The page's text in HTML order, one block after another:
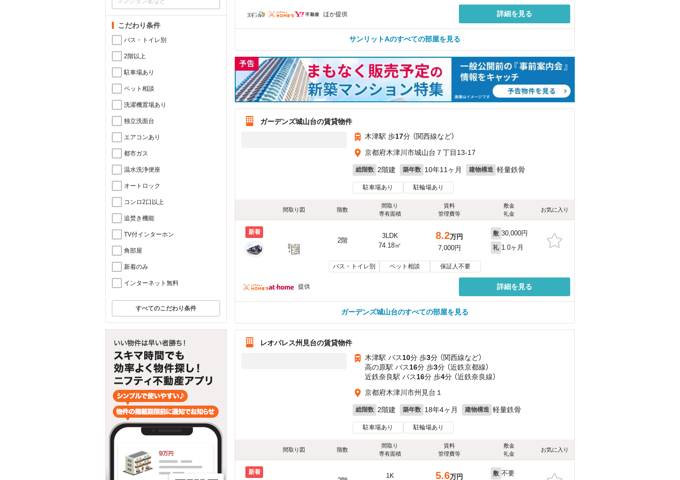
こだわり条件
バス・トイレ別
2階以上
駐車場あり
ペット相談
洗濯機置場あり
独立洗面台
エアコンあり
都市ガス
温水洗浄便座
オートロック
コンロ2口以上
追焚き機能
TV付インターホン
角部屋
新着のみ
インターネット無料
すべてのこだわり条件
ほか提供 詳細を見る
サンリットAのすべての部屋を見る
ガーデンズ城山台の賃貸物件
木津駅 歩17分 （関西線など）
京都府木津川市城山台７丁目13-17
総階数 2階建 築年数 10年11ヶ月 建物構造 軽量鉄骨
駐車場あり 駐輪場あり
間取り図 階数
間取り
専有面積
賃料
管理費等
敷金
礼金
お気に入り
新着
2階
3LDK
74.18㎡
8.2万円
7,000円
敷 30,000円
礼 1.0ヶ月
バス・トイレ別 ペット相談 保証人不要
提供 詳細を見る
ガーデンズ城山台のすべての部屋を見る
レオパレス州見台の賃貸物件
木津駅 バス10分 歩3分 （関西線など）
高の原駅 バス16分 歩3分 （近鉄京都線）
近鉄奈良駅 バス16分 歩4分 （近鉄奈良線）
京都府木津川市州見台１
総階数 2階建 築年数 18年4ヶ月 建物構造 軽量鉄骨
駐車場あり 駐輪場あり
間取り図 階数
間取り
専有面積
賃料
管理費等
敷金
礼金
お気に入り
新着
1K
5.6万円
敷 不要